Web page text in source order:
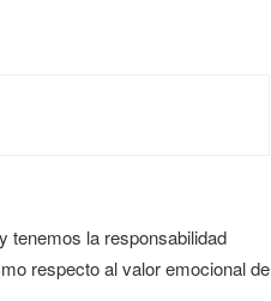
tenemos la responsabilidad
respecto al valor emocional de